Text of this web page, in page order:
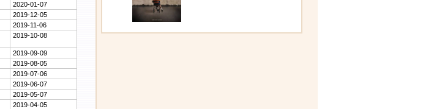
2020-01-07
2019-12-05
2019-11-06
2019-10-08
2019-09-09
2019-08-05
2019-07-06
2019-06-07
2019-05-07
2019-04-05